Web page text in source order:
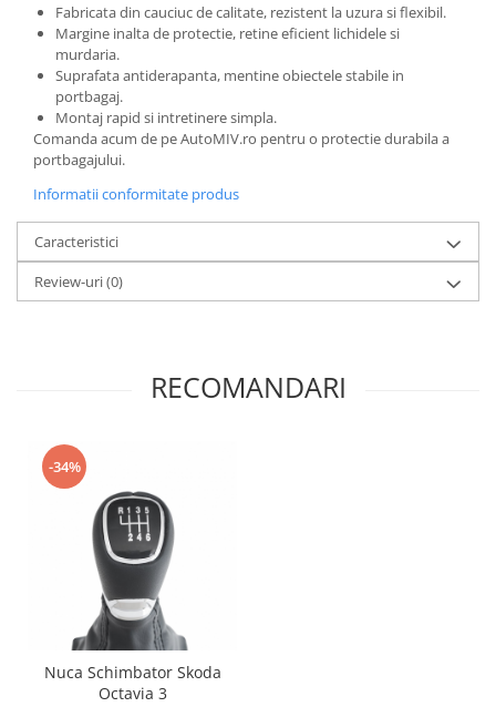
Fabricata din cauciuc de calitate, rezistent la uzura si flexibil.
Margine inalta de protectie, retine eficient lichidele si
murdaria.
Suprafata antiderapanta, mentine obiectele stabile in
portbagaj.
Montaj rapid si intretinere simpla.
Comanda acum de pe AutoMIV.ro pentru o protectie durabila a
portbagajului.
Informatii conformitate produs
Caracteristici
Review-uri(0)
RECOMANDARI
-34%
Nuca Schimbator Skoda
Octavia 3